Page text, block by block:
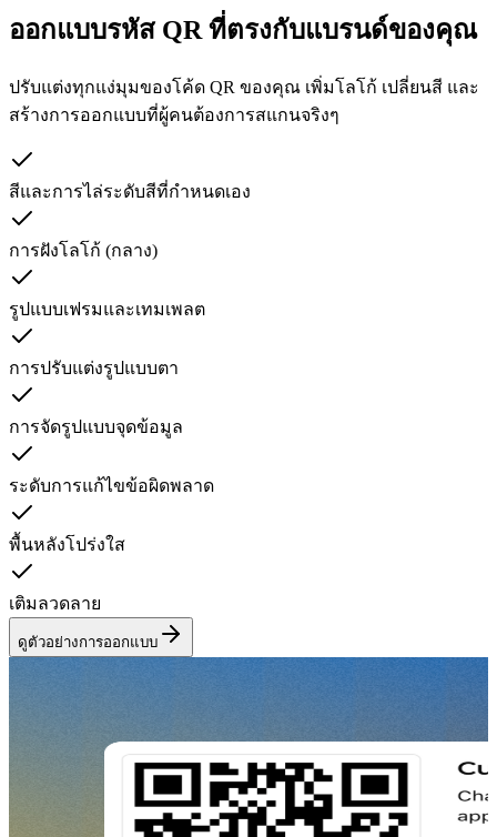
ออกแบบรหัส QR ที่ตรงกับแบรนด์ของคุณ
ปรับแต่งทุกแง่มุมของโค้ด QR ของคุณ เพิ่มโลโก้ เปลี่ยนสี และ
สร้างการออกแบบที่ผู้คนต้องการสแกนจริงๆ
สีและการไล่ระดับสีที่กำหนดเอง
การฝังโลโก้ (กลาง)
รูปแบบเฟรมและเทมเพลต
การปรับแต่งรูปแบบตา
การจัดรูปแบบจุดข้อมูล
ระดับการแก้ไขข้อผิดพลาด
พื้นหลังโปร่งใส
เติมลวดลาย
ดูตัวอย่างการออกแบบ